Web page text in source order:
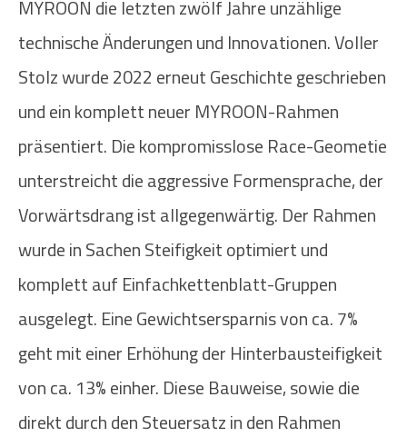
MYROON die letzten zwölf Jahre unzählige
technische Änderungen und Innovationen. Voller
Stolz wurde 2022 erneut Geschichte geschrieben
und ein komplett neuer MYROON-Rahmen
präsentiert. Die kompromisslose Race-Geometie
unterstreicht die aggressive Formensprache, der
Vorwärtsdrang ist allgegenwärtig. Der Rahmen
wurde in Sachen Steifigkeit optimiert und
komplett auf Einfachkettenblatt-Gruppen
ausgelegt. Eine Gewichtsersparnis von ca. 7%
geht mit einer Erhöhung der Hinterbausteifigkeit
von ca. 13% einher. Diese Bauweise, sowie die
direkt durch den Steuersatz in den Rahmen